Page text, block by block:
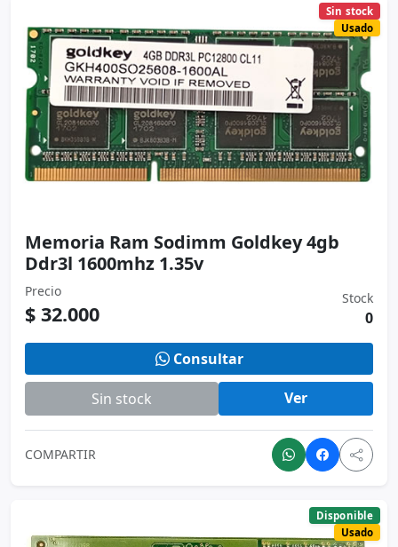
Memoria Ram Sodimm Goldkey 4gb
Ddr3l 1600mhz 1.35v
Precio
$ 32.000
Stock
0
Sin stock Ver
COMPARTIR
Disponible
Usado